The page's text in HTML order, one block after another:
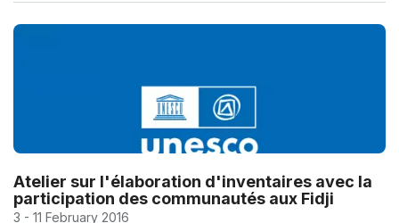
Atelier sur l'élaboration d'inventaires avec la
participation des communautés aux Fidji
3 - 11 February 2016